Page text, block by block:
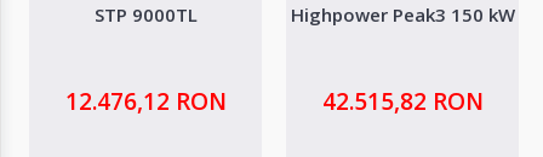
STP 9000TL
12.476,12 RON
Highpower Peak3 150 kW
42.515,82 RON